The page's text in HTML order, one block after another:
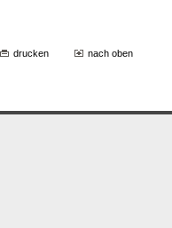
drucken nach oben